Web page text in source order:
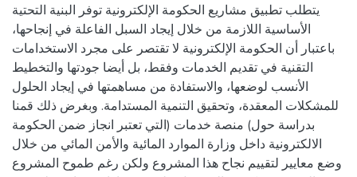
يتطلب تطبيق مشاريع الحكومة الإلكترونية توفر البنية التحتية
الأساسية اللازمة من خلال إيجاد السبل الفاعلة في إنجاحها،
باعتبار أن الحكومة الإلكترونية لا تقتصر على مجرد الاستخدامات
التقنية في تقديم الخدمات وفقط، بل أيضا جودتها والتخطيط
الأنسب لوضعها، والاستفادة من مساهمتها في إيجاد الحلول
للمشكلات المعقدة، وتحقيق التنمية المستدامة. وبغرض ذلك قمنا
بدراسة حول) منصة خدمات (التي تعتبر انجاز ضمن الحكومة
الالكترونية داخل وزارة الموارد المائية والأمن المائي من خلال
وضع معايير لتقييم نجاح هذا المشروع ولكن رغم طموح المشروع